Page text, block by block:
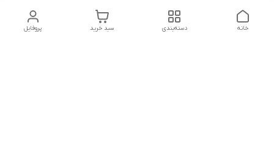
پروفایل سبد خرید دسته‌بندی خانه